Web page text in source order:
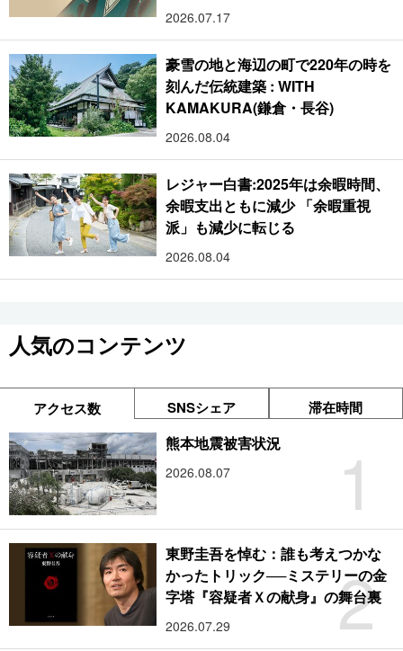
2026.07.17
豪雪の地と海辺の町で220年の時を
刻んだ伝統建築 : WITH
KAMAKURA(鎌倉・長谷)
2026.08.04
レジャー白書:2025年は余暇時間、
余暇支出ともに減少 「余暇重視
派」も減少に転じる
2026.08.04
人気のコンテンツ
アクセス数 SNSシェア 滞在時間
1
熊本地震被害状況
2026.08.07
2
東野圭吾を悼む：誰も考えつかな
かったトリック──ミステリーの金
字塔『容疑者Ｘの献身』の舞台裏
2026.07.29